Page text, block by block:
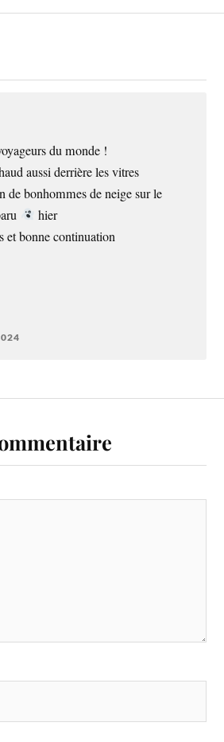
du monde !
aussi derrière les vitres
bonhommes de neige sur le
hier
et bonne continuation